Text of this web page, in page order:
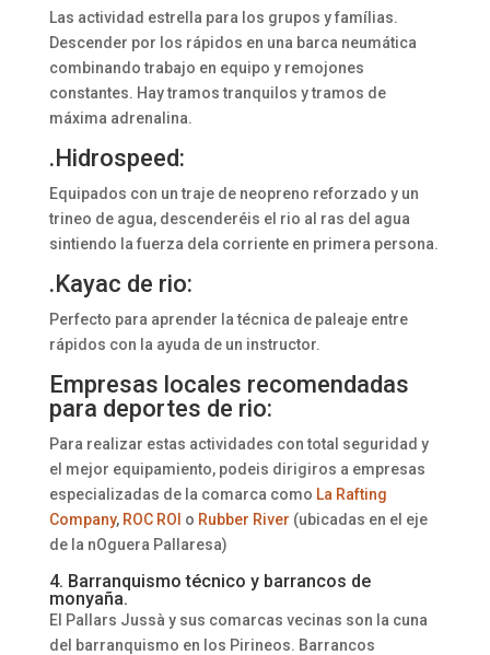
Las actividad estrella para los grupos y famílias.
Descender por los rápidos en una barca neumática
combinando trabajo en equipo y remojones
constantes. Hay tramos tranquilos y tramos de
máxima adrenalina.
.Hidrospeed:
Equipados con un traje de neopreno reforzado y un
trineo de agua, descenderéis el rio al ras del agua
sintiendo la fuerza dela corriente en primera persona.
.Kayac de rio:
Perfecto para aprender la técnica de paleaje entre
rápidos con la ayuda de un instructor.
Empresas locales recomendadas
para deportes de rio:
Para realizar estas actividades con total seguridad y
el mejor equipamiento, podeis dirigiros a empresas
especializadas de la comarca como La Rafting
Company, ROC ROI o Rubber River (ubicadas en el eje
de la nOguera Pallaresa)
4. Barranquismo técnico y barrancos de
monyaña.
El Pallars Jussà y sus comarcas vecinas son la cuna
del barranquismo en los Pirineos. Barrancos